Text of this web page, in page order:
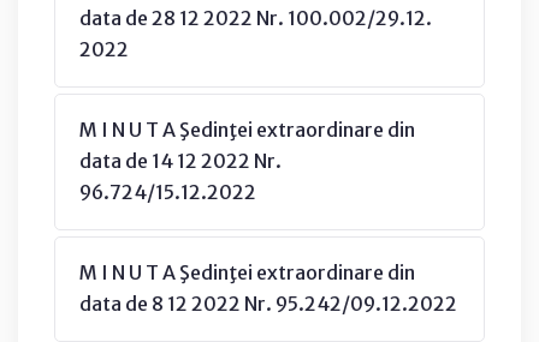
data de 28 12 2022 Nr. 100.002/29.12.
2022
M I N U T A Şedinţei extraordinare din
data de 14 12 2022 Nr.
96.724/15.12.2022
M I N U T A Şedinţei extraordinare din
data de 8 12 2022 Nr. 95.242/09.12.2022